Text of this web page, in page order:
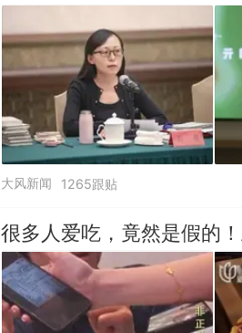
大风新闻 1265跟贴
很多人爱吃，竟然是假的